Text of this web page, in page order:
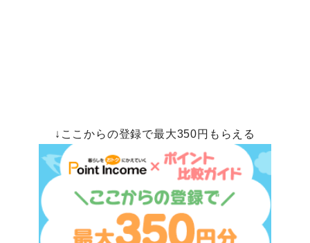
↓ここからの登録で最大350円もらえる